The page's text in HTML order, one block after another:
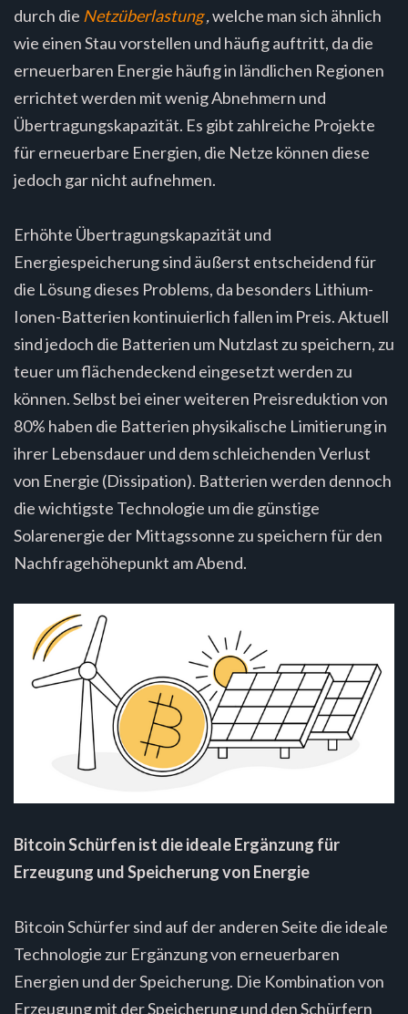
durch die Netzüberlastung,welche man sich ähnlich
wie einen Stau vorstellen und häufig auftritt, da die
erneuerbaren Energie häufig in ländlichen Regionen
errichtet werden mit wenig Abnehmern und
Übertragungskapazität. Es gibt zahlreiche Projekte
für erneuerbare Energien, die Netze können diese
jedoch gar nicht aufnehmen.
Erhöhte Übertragungskapazität und
Energiespeicherung sind äußerst entscheidend für
die Lösung dieses Problems, da besonders Lithium-
Ionen-Batterien kontinuierlich fallen im Preis. Aktuell
sind jedoch die Batterien um Nutzlast zu speichern, zu
teuer um flächendeckend eingesetzt werden zu
können. Selbst bei einer weiteren Preisreduktion von
80% haben die Batterien physikalische Limitierung in
ihrer Lebensdauer und dem schleichenden Verlust
von Energie (Dissipation). Batterien werden dennoch
die wichtigste Technologie um die günstige
Solarenergie der Mittagssonne zu speichern für den
Nachfragehöhepunkt am Abend.
Bitcoin Schürfen ist die ideale Ergänzung für
Erzeugung und Speicherung von Energie
Bitcoin Schürfer sind auf der anderen Seite die ideale
Technologie zur Ergänzung von erneuerbaren
Energien und der Speicherung. Die Kombination von
Erzeugung mit der Speicherung und den Schürfern